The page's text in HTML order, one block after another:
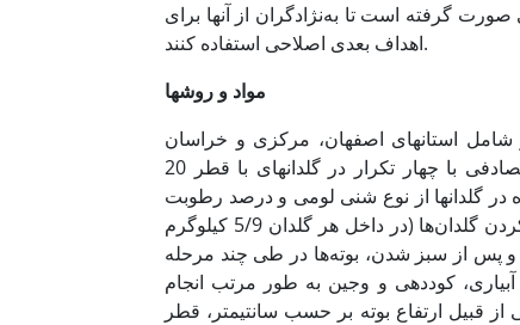
گرفته است تا به‌نژادگران از آنها برای
اهداف بعدی اصلاحی استفاده کنند.
مواد و روشها
مختلف کشور شامل استانهای اصفهان، مرکزی و خراسان
جمع‌آوری شده بودند استفاده شد. این ژنوتیپ‌ها در قالب یک طرح کاملاً تصادفی با چهار تکرار در گلدانهای با قطر 20
در گلدانها از نوع شنی لومی و درصد رطوبت
وزنی آن در حد ظرفیت مزرعه‌ای معادل 6/19 درصد تعیین شد. پس از پر کردن گلدان‌ها (در داخل هر گلدان 5/9 کیلوگرم
و پس از سبز شدن، بوته‌ها در طی چند مرحله
کوددهی و وجین به طور مرتب انجام
مورفولوژیکی از قبیل ارتفاع بوته بر حسب سانتیمتر، قطر